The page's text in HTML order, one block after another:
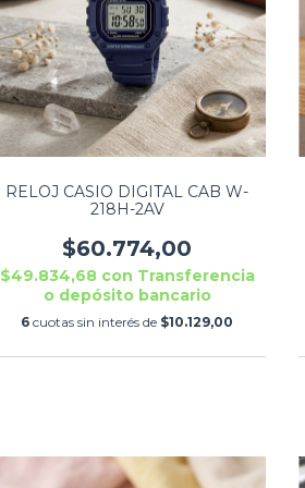
RELOJ CASIO DIGITAL CAB W-
218H-2AV
$60.774,00
$49.834,68 con Transferencia
o depósito bancario
6 cuotas sin interés de $10.129,00